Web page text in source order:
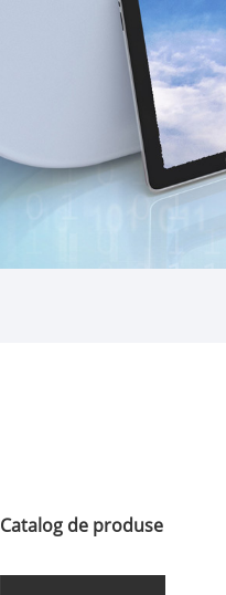
Catalog de produse